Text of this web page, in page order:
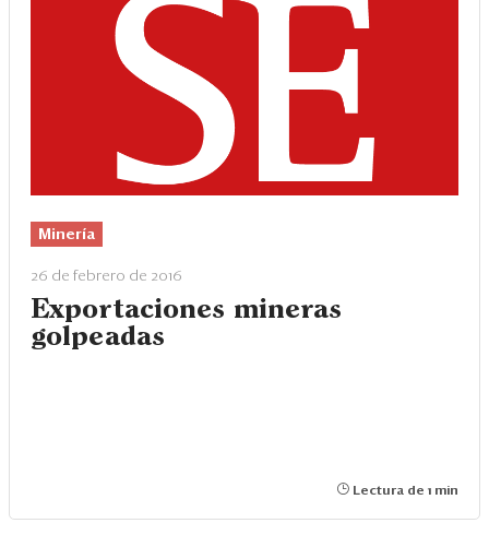
Minería
26 de febrero de 2016
Exportaciones mineras
golpeadas
Lectura de 1 min